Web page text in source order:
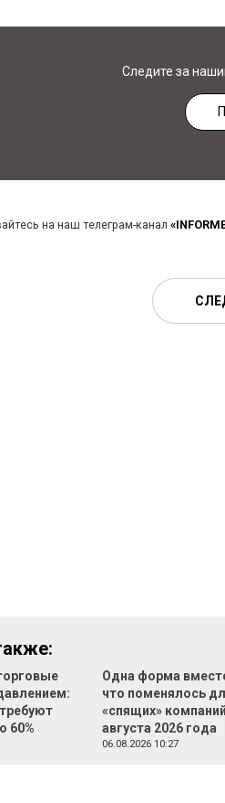
Следите за
на наш телеграм-канал
60%
Одна форма
что поменялось
«спящих» компаний
августа 2026 года
06.08.2026 10:27